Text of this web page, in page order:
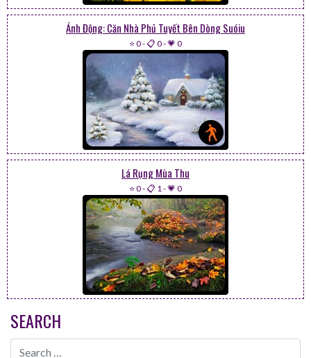
Ảnh Động: Căn Nhà Phủ Tuyết Bên Dòng Suóiu
⭐ 0-📋 0-💗 0
Lá Rụng Mùa Thu
⭐ 0-📋 1-💗 0
SEARCH